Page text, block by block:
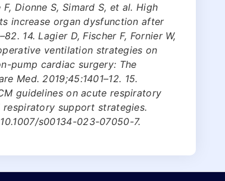
Dionne S, Simard S, et al. High
increase organ dysfunction after
14. Lagier D, Fischer F, Fornier W,
ventilation strategies on
pump cardiac surgery: The
Med. 2019;45:1401–12. 15.
guidelines on acute respiratory
support strategies.
s00134-023-07050-7.